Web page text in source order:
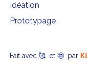
Idéation
Prototypage
Fait avec 🥰 et 🤩 par